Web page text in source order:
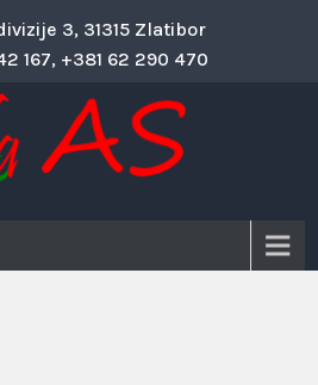
3, 31315 Zlatibor
167, +381 62 290 470